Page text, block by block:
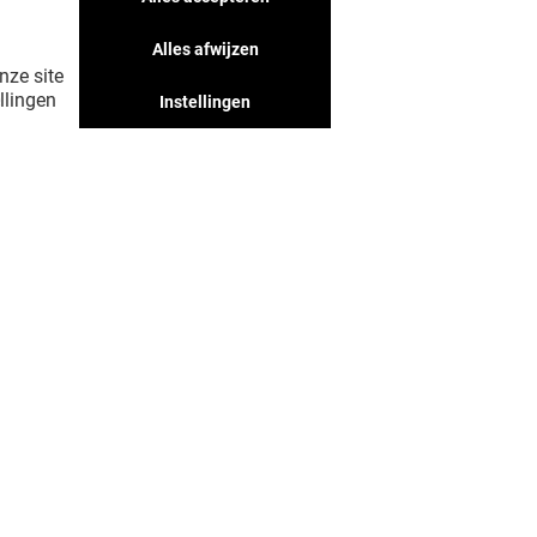
LAAT MIJ MEER ZIEN! (30)
site
Alles afwijzen
Instellingen